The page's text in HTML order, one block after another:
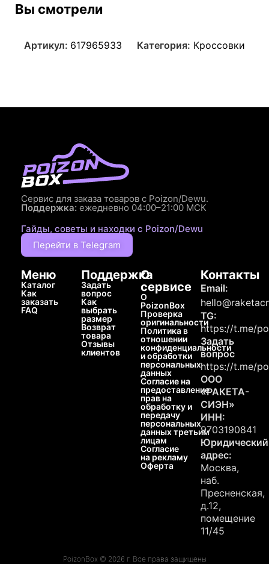
Вы смотрели
Артикул: 617965933 Категория: Кроссовки
Сервис для заказа товаров с Poizon/Dewu.
Поддержка: ежедневно 04:00–21:00 МСК
Гайды, советы и находки с Poizon/Dewu
Перейти в Telegram
Меню
Каталог
Как
заказать
FAQ
Поддержка
Задать
вопрос
Как
выбрать
размер
Возврат
товара
Отзывы
клиентов
О
сервисе
О
PoizonBox
Проверка
оригинальности
Политика в
отношении
конфиденциальности
и обработки
персональных
данных
Согласие на
предоставление
прав на
обработку и
передачу
персональных
данных третьим
лицам
Согласие
на рекламу
Оферта
Контакты
Email:
TG:
https://t.me/
Задать
вопрос
https://t.me/
ООО
«РАКЕТА-
СИЭН»
ИНН:
9703190841
Юридический
адрес:
Москва,
наб.
Пресненская,
д.12,
помещение
11/45
PoizonBox © 2026 г. Все права защищены